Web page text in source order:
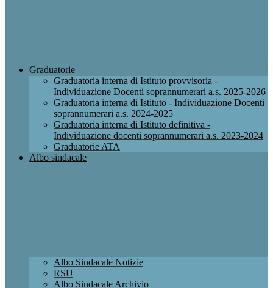
Graduatorie
Graduatoria interna di Istituto provvisoria -
Individuazione Docenti soprannumerari a.s. 2025-2026
Graduatoria interna di Istituto - Individuazione Docenti
soprannumerari a.s. 2024-2025
Graduatoria interna di Istituto definitiva -
Individuazione docenti soprannumerari a.s. 2023-2024
Graduatorie ATA
Albo sindacale
Albo Sindacale Notizie
RSU
Albo Sindacale Archivio